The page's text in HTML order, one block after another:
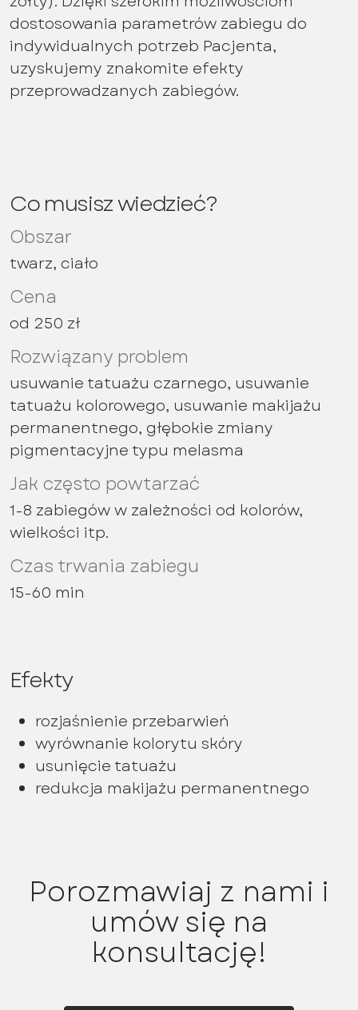
dostosowania parametrów zabiegu do
indywidualnych potrzeb Pacjenta,
uzyskujemy znakomite efekty
przeprowadzanych zabiegów.
Co musisz wiedzieć?
Obszar
twarz, ciało
Cena
od 250 zł
Rozwiązany problem
usuwanie tatuażu czarnego, usuwanie
tatuażu kolorowego, usuwanie makijażu
permanentnego, głębokie zmiany
pigmentacyjne typu melasma
Jak często powtarzać
1-8 zabiegów w zależności od kolorów,
wielkości itp.
Czas trwania zabiegu
15-60 min
Efekty
rozjaśnienie przebarwień
wyrównanie kolorytu skóry
usunięcie tatuażu
redukcja makijażu permanentnego
Porozmawiaj z nami i
umów się na
konsultację!